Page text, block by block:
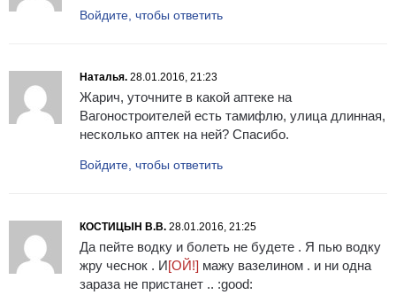
Войдите, чтобы ответить
Наталья. 28.01.2016, 21:23
Жарич, уточните в какой аптеке на
Вагоностроителей есть тамифлю, улица длинная,
несколько аптек на ней? Спасибо.
Войдите, чтобы ответить
КОСТИЦЫН В.В. 28.01.2016, 21:25
Да пейте водку и болеть не будете . Я пью водку
жру чеснок . И[ОЙ!] мажу вазелином . и ни одна
зараза не пристанет .. :good: